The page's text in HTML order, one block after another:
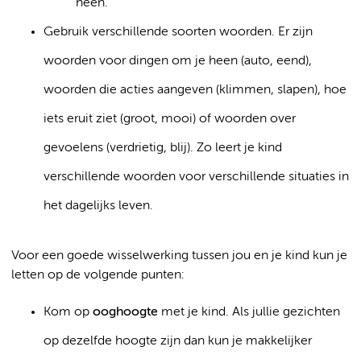
heen.
Gebruik verschillende soorten woorden. Er zijn
woorden voor dingen om je heen (auto, eend),
woorden die acties aangeven (klimmen, slapen), hoe
iets eruit ziet (groot, mooi) of woorden over
gevoelens (verdrietig, blij). Zo leert je kind
verschillende woorden voor verschillende situaties in
het dagelijks leven.
Voor een goede wisselwerking tussen jou en je kind kun je
letten op de volgende punten:
Kom op ooghoogte met je kind. Als jullie gezichten
op dezelfde hoogte zijn dan kun je makkelijker